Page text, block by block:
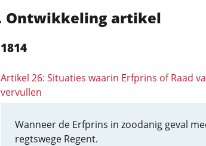
Ontwikkeling artikel
1814
Artikel 26: Situaties waarin Erfprins of Raad
vervullen
Wanneer de Erfprins in zoodanig geval
regtswege Regent.